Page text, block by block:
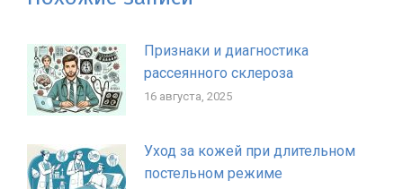
Признаки и диагностика
рассеянного склероза
16 августа, 2025
Уход за кожей при длительном
постельном режиме